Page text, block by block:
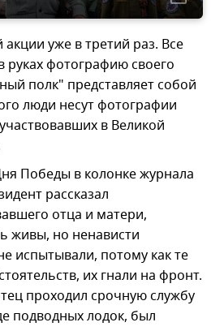
акции уже в третий раз. Все
фотографию своего
полк" представляет собой
люди несут фотографии
в Великой
Победы в колонке журнала
рассказал
отца и матери,
живы, но ненависти
испытывали, потому как те
их гнали на фронт.
проходил срочную службу
подводных лодок, был